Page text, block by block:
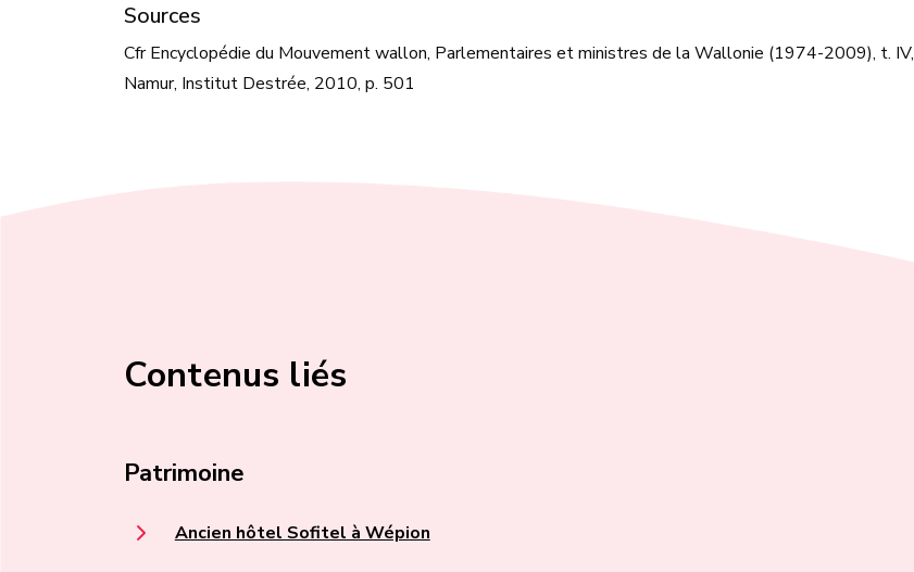
Sources
Cfr Encyclopédie du Mouvement wallon, Parlementaires et ministres de la Wallonie (1974-2009), t. IV,
Namur, Institut Destrée, 2010, p. 501
Contenus liés
Patrimoine
Ancien hôtel Sofitel à Wépion